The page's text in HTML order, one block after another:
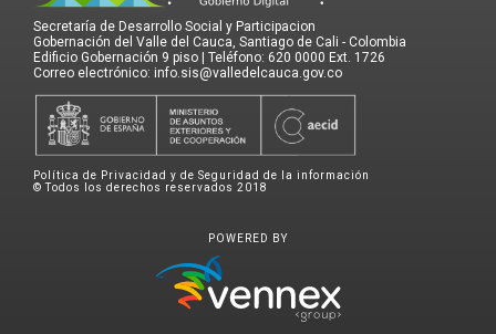
Secretaría de Desarrollo Social y Participacion
Gobernación del Valle del Cauca, Santiago de Cali - Colombia
Edificio Gobernación 9 piso | Teléfono: 620 0000 Ext. 1726
Correo electrónico: info.sis@valledelcauca.gov.co
Política de Privacidad y de Seguridad de la información
© Todos los derechos reservados 2018
POWERED BY